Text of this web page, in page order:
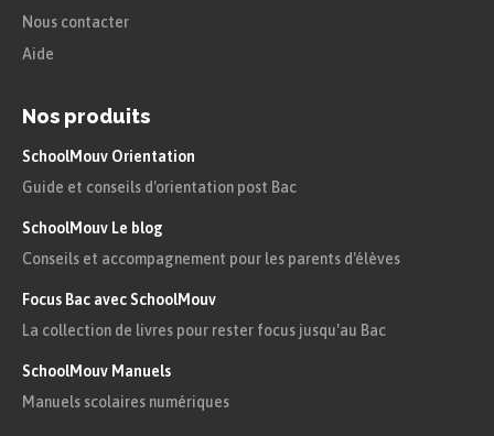
Nous contacter
Aide
Nos produits
SchoolMouv Orientation
Guide et conseils d'orientation post Bac
SchoolMouv Le blog
Conseils et accompagnement pour les parents d'élèves
Focus Bac avec SchoolMouv
La collection de livres pour rester focus jusqu'au Bac
SchoolMouv Manuels
Manuels scolaires numériques